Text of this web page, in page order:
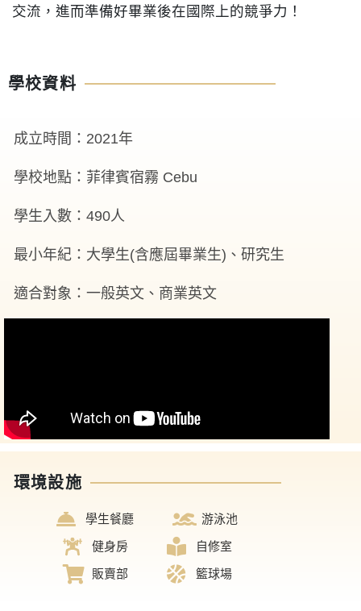
交流，進而準備好畢業後在國際上的競爭力！
學校資料
成立時間：2021年
學校地點：菲律賓宿霧 Cebu
學生入數：490人
最小年紀：大學生(含應屆畢業生)、研究生
適合對象：一般英文、商業英文
環境設施
學生餐廳
游泳池
健身房
自修室
販賣部
籃球場